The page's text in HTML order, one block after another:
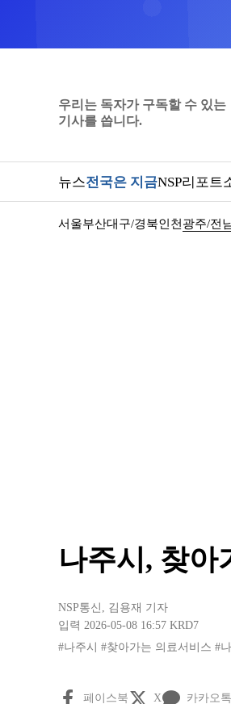
우리는 독자가 구독할 수 있는
기사를 씁니다.
뉴스전국은 지금NSP리포트
서울부산대구/경북인천 광주/전
나주시, 찾아
NSP통신 , 김용재 기자
입력 2026-05-08 16:57 KRD7
#나주시
#찾아가는 의료서비스 #
페이스북 X 카카오톡